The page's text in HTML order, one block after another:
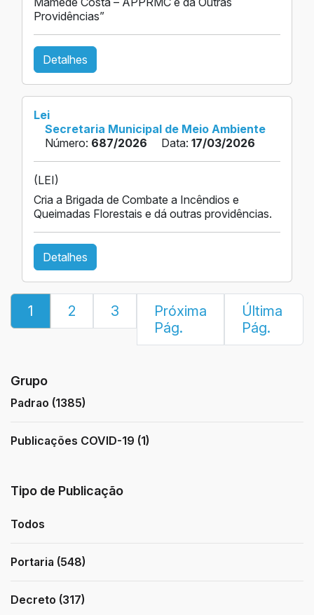
Providências”
Detalhes
Lei
Secretaria Municipal de Meio Ambiente
Número: 687/2026 Data: 17/03/2026
(LEI)
Cria a Brigada de Combate a Incêndios e
Queimadas Florestais e dá outras providências.
Detalhes
1 2 3
Próxima
Pág.
Última
Pág.
Grupo
Padrao (1385)
Publicações COVID-19 (1)
Tipo de Publicação
Todos
Portaria (548)
Decreto (317)